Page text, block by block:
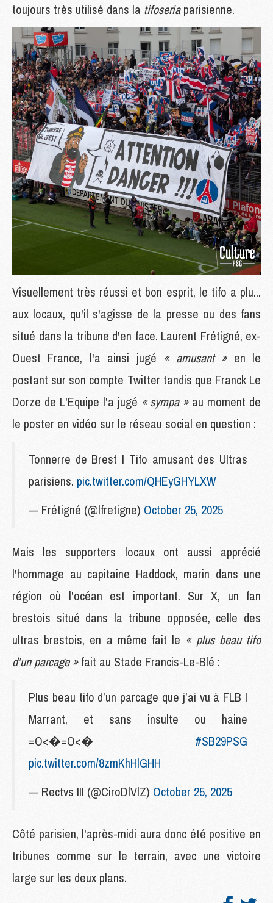
toujours très utilisé dans la tifoseriaparisienne.
Visuellement très réussi et bon esprit, le tifo a plu...
aux locaux, qu'il s'agisse de la presse ou des fans
situé dans la tribune d'en face. Laurent Frétigné, ex-
Ouest France, l'a ainsi jugé « amusant »en le
postant sur son compte Twitter tandis que Franck Le
Dorze de L'Equipe l'a jugé « sympa » au moment de
le poster en vidéo sur le réseau social en question :
Tonnerre de Brest ! Tifo amusant des Ultras
parisiens. pic.twitter.com/QHEyGHYLXW
— Frétigné (@lfretigne) October 25, 2025
Mais les supporters locaux ont aussi apprécié
l'hommage au capitaine Haddock, marin dans une
région où l'océan est important. Sur X, un fan
brestois situé dans la tribune opposée, celle des
ultras brestois, en a même fait le « plus beau tifo
d’un parcage »fait au Stade Francis-Le-Blé :
Plus beau tifo d’un parcage que j’ai vu à FLB !
Marrant, et sans insulte ou haine
=O<�=O<� #SB29PSG
pic.twitter.com/8zmKhHlGHH
— Rectvs III (@CiroDlVlZ) October 25, 2025
Côté parisien, l'après-midi aura donc été positive en
tribunes comme sur le terrain, avec une victoire
large sur les deux plans.